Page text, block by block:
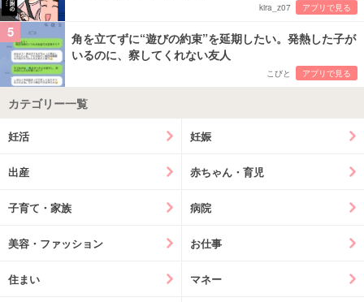
kira_z07 アプリで見る
5
角を立てずに“遊びの約束”を延期したい。発熱した子が
いるのに、察してくれない友人
こびと アプリで見る
カテゴリー一覧
妊活 妊娠
出産 赤ちゃん・育児
子育て・家族 病院
美容・ファッション お仕事
住まい マネー